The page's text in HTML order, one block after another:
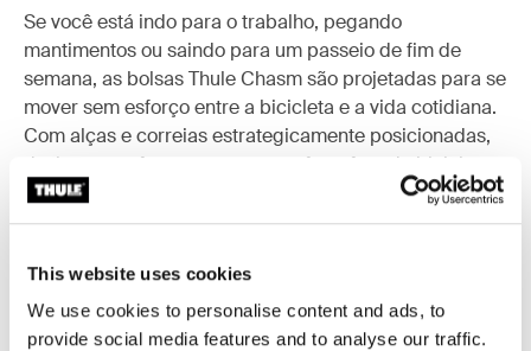
This website uses cookies
We use cookies to personalise content and ads, to
provide social media features and to analyse our traffic.
Se você está indo para o trabalho, pegando
mantimentos ou saindo para um passeio de fim de
semana, as bolsas Thule Chasm são projetadas para se
mover sem esforço entre a bicicleta e a vida cotidiana.
Com alças e correias estrategicamente posicionadas,
designs sem ferragens para conforto fora da bicicleta,
silhuetas prontas para a cidade, cada bolsa apoia um
estilo de vida ativo e suave – dentro e fora das duas